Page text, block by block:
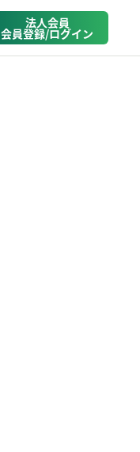
法人会員
会員登録/ログイン